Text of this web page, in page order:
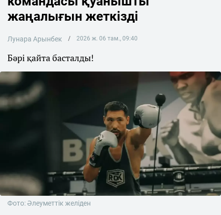
жаңалығын жеткізді
Лунара Арынбек 2026 ж. 06 там., 09:40
Бәрі қайта басталды!
Фото: Әлеуметтік желіден